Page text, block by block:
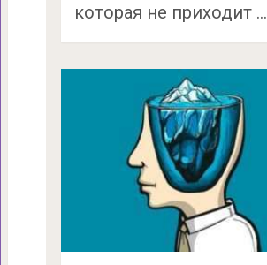
которая не приходит …